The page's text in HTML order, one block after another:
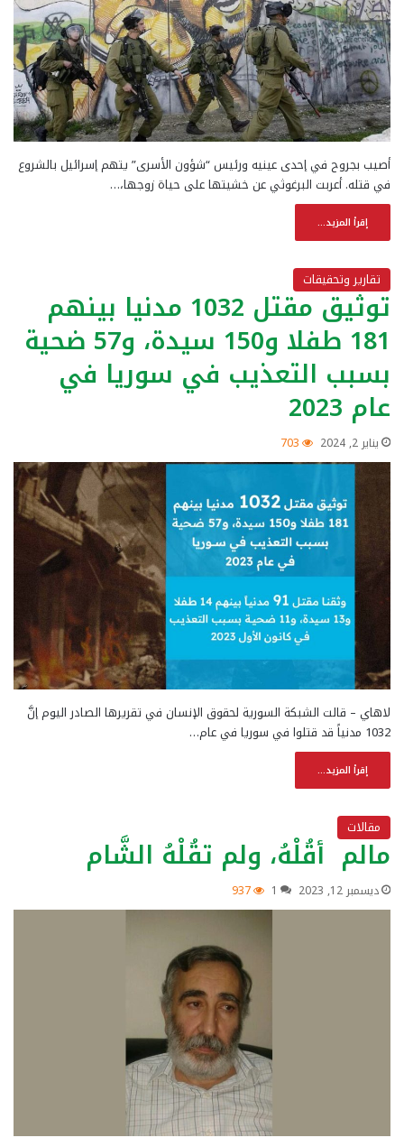
أصيب بجروح في إحدى عينيه ورئيس “شؤون الأسرى” يتهم إسرائيل بالشروع
في قتله. أعربت البرغوثي عن خشيتها على حياة زوجها،…
إقرأ المزيد...
تقارير وتحقيقات
توثيق مقتل 1032 مدنيا بينهم
181 طفلا و150 سيدة، و57 ضحية
بسبب التعذيب في سوريا في
عام 2023
يناير 2, 2024 703
لاهاي – قالت الشبكة السورية لحقوق الإنسان في تقريرها الصادر اليوم إنَّ
1032 مدنياً قد قتلوا في سوريا في عام…
إقرأ المزيد...
مقالات
مالم أقُلْهُ، ولم تقُلْهُ الشَّام
ديسمبر 12, 2023 1
937